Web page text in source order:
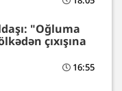
"Oğluma
çıxışına
16:55